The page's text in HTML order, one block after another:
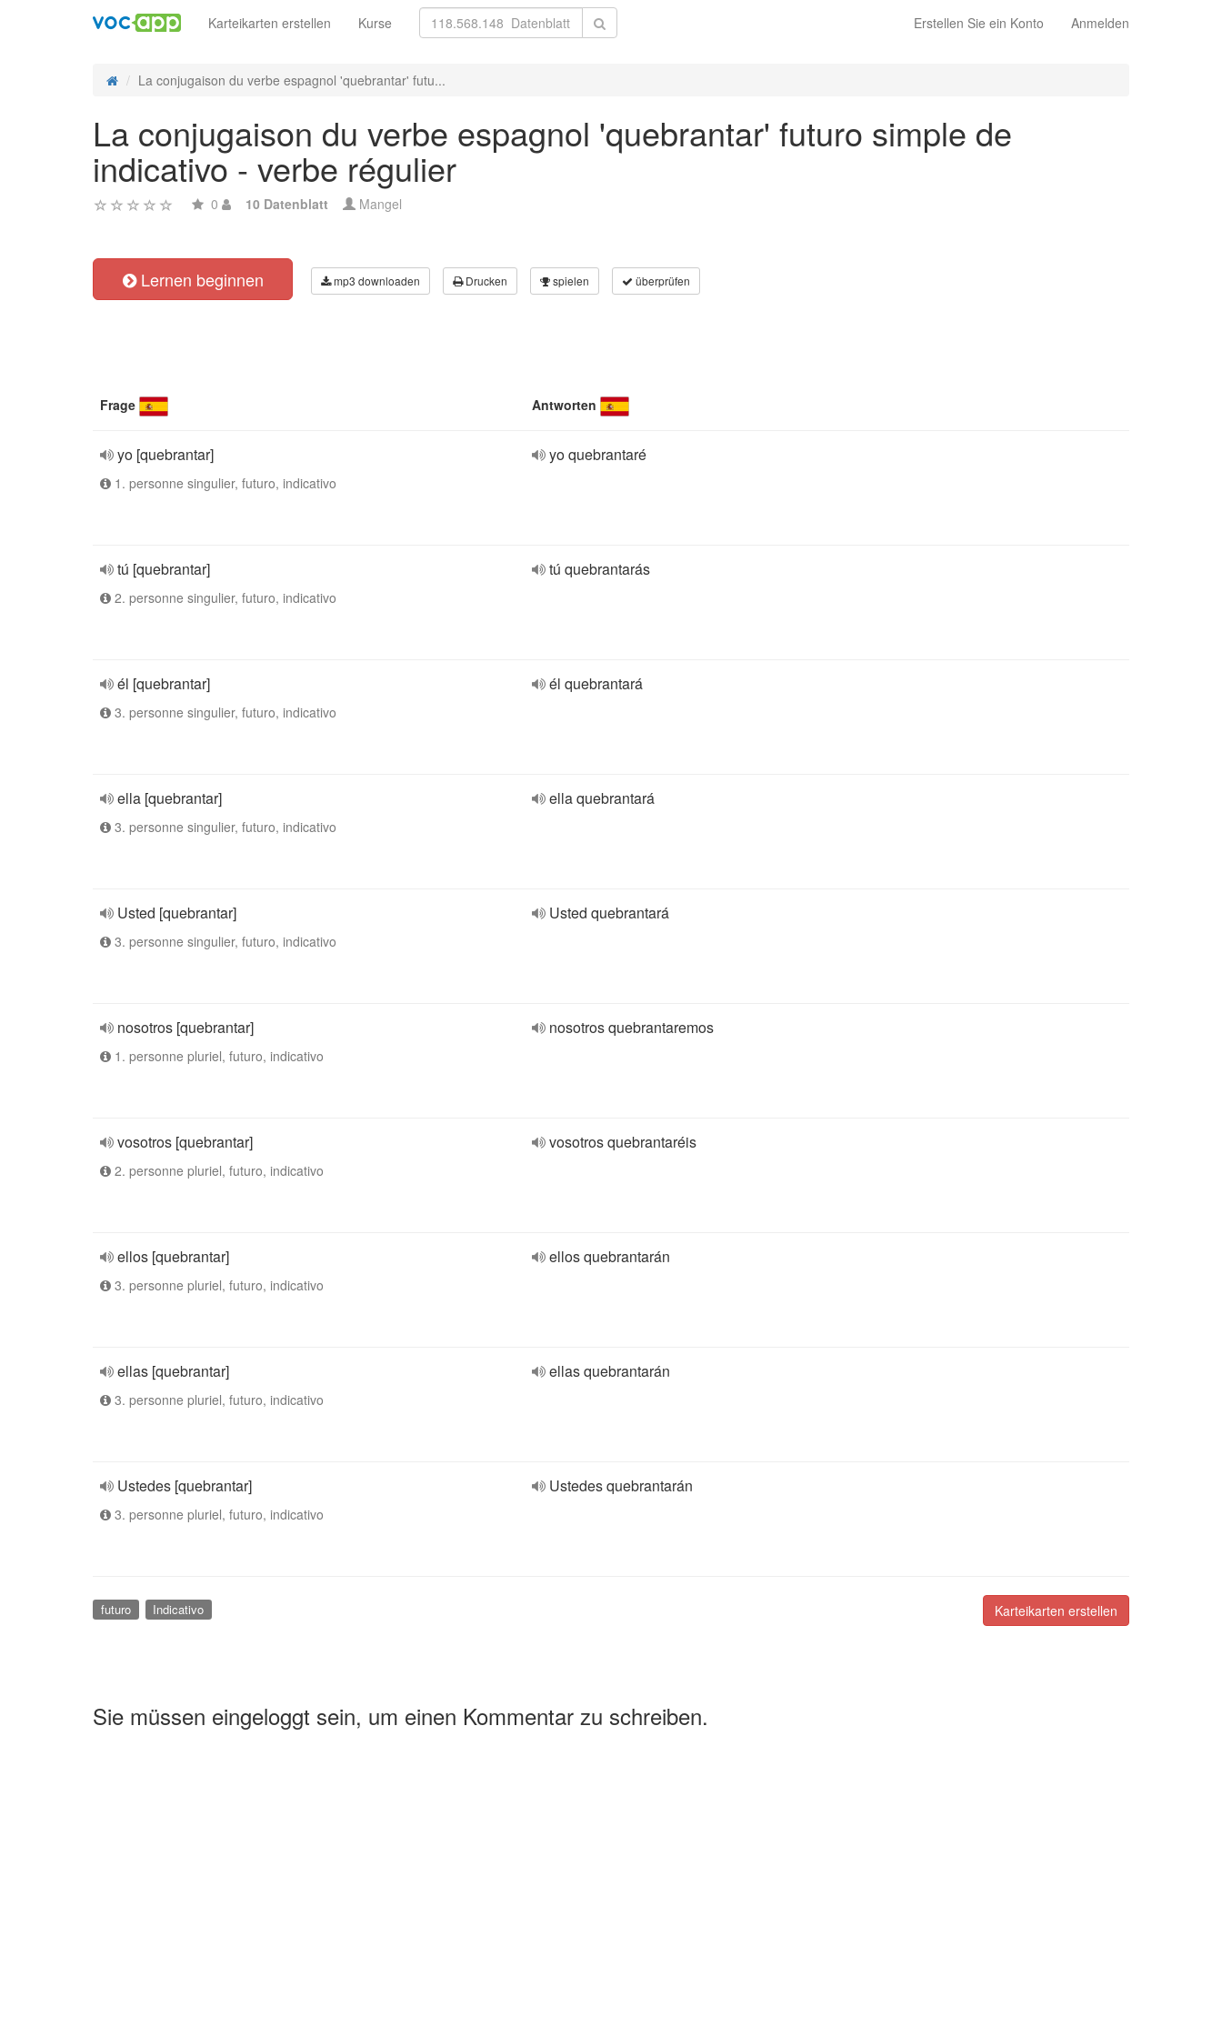
Erstellen Sie ein Konto Anmelden
Karteikarten erstellen Kurse
La conjugaison du verbe espagnol 'quebrantar' futu...
La conjugaison du verbe espagnol 'quebrantar' futuro simple de
indicativo - verbe régulier
0 10 Datenblatt Mangel
Lernen beginnen mp3 downloaden Drucken spielen überprüfen
Frage Antworten
yo [quebrantar]
1. personne singulier, futuro, indicativo
yo quebrantaré
tú [quebrantar]
2. personne singulier, futuro, indicativo
tú quebrantarás
él [quebrantar]
3. personne singulier, futuro, indicativo
él quebrantará
ella [quebrantar]
3. personne singulier, futuro, indicativo
ella quebrantará
Usted [quebrantar]
3. personne singulier, futuro, indicativo
Usted quebrantará
nosotros [quebrantar]
1. personne pluriel, futuro, indicativo
nosotros quebrantaremos
vosotros [quebrantar]
2. personne pluriel, futuro, indicativo
vosotros quebrantaréis
ellos [quebrantar]
3. personne pluriel, futuro, indicativo
ellos quebrantarán
ellas [quebrantar]
3. personne pluriel, futuro, indicativo
ellas quebrantarán
Ustedes [quebrantar]
3. personne pluriel, futuro, indicativo
Ustedes quebrantarán
Karteikarten erstellen
futuro Indicativo
Sie müssen eingeloggt sein, um einen Kommentar zu schreiben.